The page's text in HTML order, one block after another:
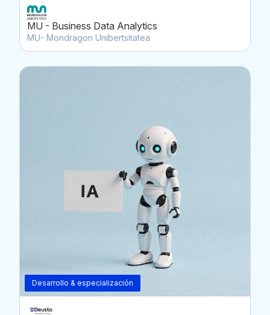
MU - Business Data Analytics
MU- Mondragon Unibertsitatea
Desarrollo & especialización